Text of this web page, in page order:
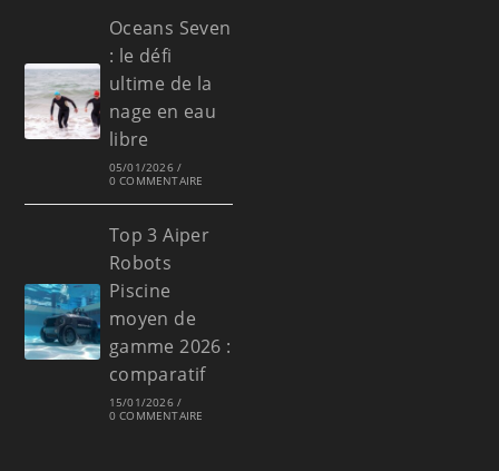
Oceans Seven
: le défi
ultime de la
nage en eau
libre
05/01/2026 /
0 COMMENTAIRE
Top 3 Aiper
Robots
Piscine
moyen de
gamme 2026 :
comparatif
15/01/2026 /
0 COMMENTAIRE